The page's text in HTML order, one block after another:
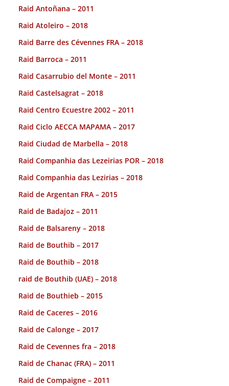
Raid Antoñana – 2011
Raid Atoleiro – 2018
Raid Barre des Cévennes FRA – 2018
Raid Barroca – 2011
Raid Casarrubio del Monte – 2011
Raid Castelsagrat – 2018
Raid Centro Ecuestre 2002 – 2011
Raid Ciclo AECCA MAPAMA – 2017
Raid Ciudad de Marbella – 2018
Raid Companhia das Lezeirias POR – 2018
Raid Companhia das Lezirias – 2018
Raid de Argentan FRA – 2015
Raid de Badajoz – 2011
Raid de Balsareny – 2018
Raid de Bouthib – 2017
Raid de Bouthib – 2018
raid de Bouthib (UAE) – 2018
Raid de Bouthieb – 2015
Raid de Caceres – 2016
Raid de Calonge – 2017
Raid de Cevennes fra – 2018
Raid de Chanac (FRA) – 2011
Raid de Compaigne – 2011